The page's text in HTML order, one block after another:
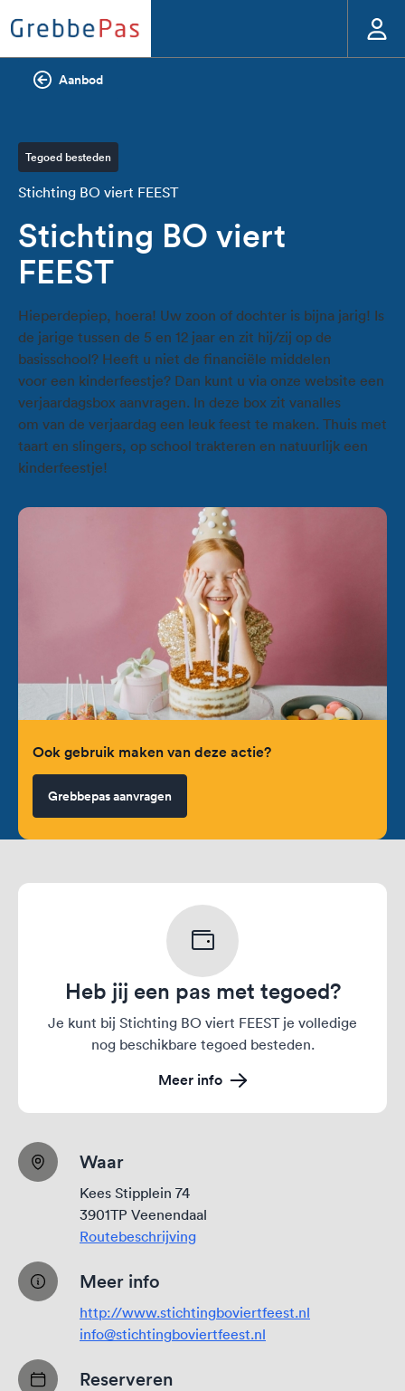
Aanbod
Tegoed besteden
Stichting BO viert FEEST
Stichting BO viert
FEEST
Hieperdepiep, hoera! Uw zoon of dochter is bijna jarig! Is
de jarige tussen de 5 en 12 jaar en zit hij/zij op de
basisschool? Heeft u niet de financiële middelen
voor een kinderfeestje? Dan kunt u via onze website een
verjaardagsbox aanvragen. In deze box zit vanalles
om van de verjaardag een leuk feest te maken. Thuis met
taart en slingers, op school trakteren en natuurlijk een
kinderfeestje!
Ook gebruik maken van deze actie?
Grebbepas aanvragen
Heb jij een pas met tegoed?
Je kunt bij Stichting BO viert FEEST je volledige
nog beschikbare tegoed besteden.
Meer info
Waar
Kees Stipplein 74
3901TP Veenendaal
Routebeschrijving
Meer info
http://www.stichtingboviertfeest.nl
info@stichtingboviertfeest.nl
Reserveren